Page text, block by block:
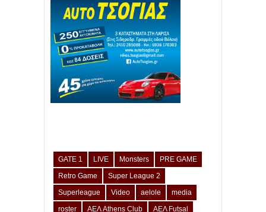
GATE 1 LIVE Monsters
PRE GAME
Retro Game
Super League 2
Superleague
Video aelole
media
roster
ΑΕΛ Athens Club ΑΕΛ Futsal